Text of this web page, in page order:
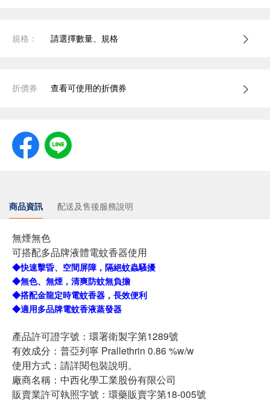
規格： 請選擇數量、規格
折價券 查看可使用的折價券
商品資訊 配送及售後服務說明
無煙無色
可搭配多品牌液體電蚊香器使用
◆快速擊昏、空間屏障，隔絕蚊蟲騷擾
◆無色、無煙，清爽防蚊無負擔
◆搭配金龍定時電蚊香器，長效便利
◆適用多品牌電蚊香液蒸發器
產品許可證字號：環署衛製字第1289號
有效成分：普亞列寧 Prallethrin 0.86 %w/w
使用方式：請詳閱包裝說明。
廠商名稱：中西化學工業股份有限公司
販賣業許可執照字號：環藥販賣字第18-005號